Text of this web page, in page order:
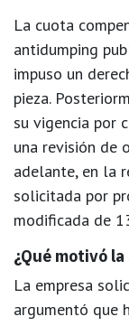
La cuota
antidumping
impuso un
pieza.
su vigencia por
una revisión de
adelante, en la
solicitada por
modificada de
¿Qué motivó
La empresa
argumentó que